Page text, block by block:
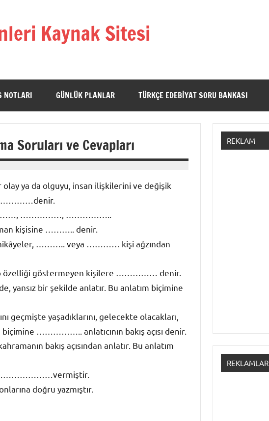
Kaynak Sitesi
NOTLARI GÜNLÜK PLANLAR TÜRKÇE EDEBIYAT SORU BANKASI
Soruları ve Cevapları
olay ya da olguyu, insan ilişkilerini ve değişik
……………denir.
……………, ……………..
kişisine ……….. denir.
hikâyeler, ……….. veya ………… kişi ağzından
özelliği göstermeyen kişilere …………… denir.
yansız bir şekilde anlatır. Bu anlatım biçimine
geçmişte yaşadıklarını, gelecekte olacakları,
…………….. anlatıcının bakış açısı denir.
bakış açısından anlatır. Bu anlatım
…………………vermiştir.
doğru yazmıştır.
REKLAM
REKLAMLAR